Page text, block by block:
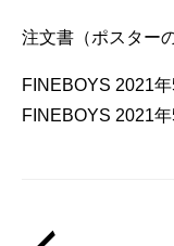
注文書（ポスター
FINEBOYS 2021
FINEBOYS 2021